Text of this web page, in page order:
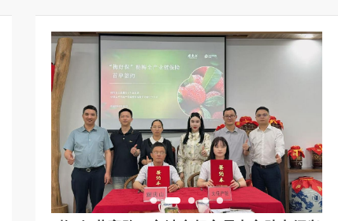
项目编号 项目名称
FH2026ZL000768
FH2026ZL000754
BL2026ZL000724